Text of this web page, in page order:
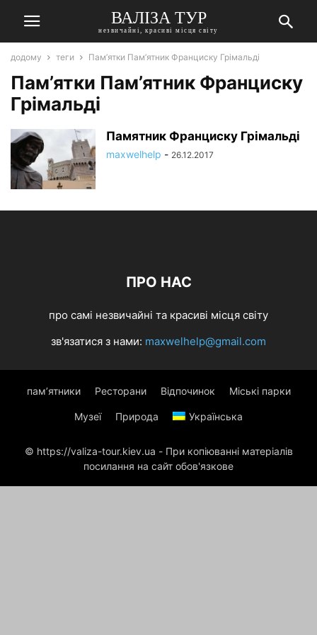
ВАЛІЗА ТУР
незвичайні, красиві місця світу
додому теги Пам’ятки Пам’ятник Франциску Грімальді
Пам’ятки Пам’ятник Франциску
Грімальді
Памятник Франциску Грімальді
maxwelhelp - 26.12.2017
ПРО НАС
про самі незвичайні та красиві місця світу
зв'язатися з нами: maxwelhelp@gmail.com
пам’ятники Ресторани Відпочинок Міські парки
Музеї Природа Українська
© https://valiza-tour.kiev.ua - При копіюванні матеріалів
посилання на сайт обов'язкове